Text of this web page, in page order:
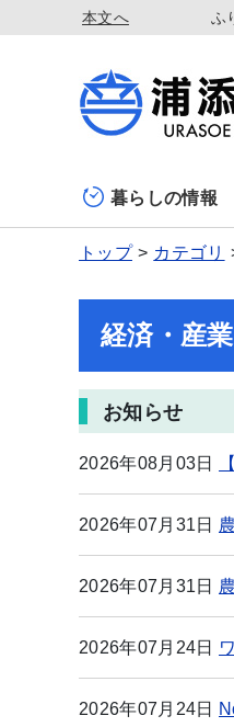
本文へ ふ
暮らしの情報
トップ カテゴリ
経済・産業
お知らせ
2026年08月03日
2026年07月31日
2026年07月31日
2026年07月24日
2026年07月24日